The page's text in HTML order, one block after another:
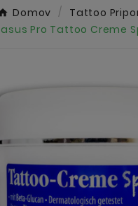
Domov
Tattoo
Pro Tattoo Creme